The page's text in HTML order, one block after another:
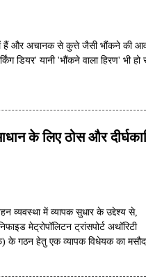
हैं और अचानक से कुत्ते जैसी भौंकने की
डियर' यानी 'भौंकने वाला हिरण' भी हो
के लिए ठोस और
व्यवस्था में व्यापक सुधार के उद्देश्य से,
मेट्रोपॉलिटन ट्रांसपोर्ट अथॉरिटी
के गठन हेतु एक व्यापक विधेयक का